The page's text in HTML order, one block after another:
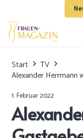
Start
TV
Alexander Herrmann
1. Februar 2022